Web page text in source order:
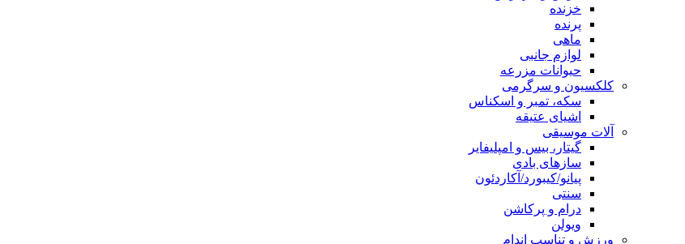
خزنده
پرنده
ماهی
لوازم جانبی
حیوانات مزرعه
کلکسیون و سرگرمی
سکه، تمبر و اسکناس
اشیای عتیقه
آلات موسیقی
گیتار، بیس و امپلیفایر
سازهای بادی
پیانو/کیبورد/آکاردئون
سنتی
درام و پرکاشن
ویولن
ورزش و تناسب اندام